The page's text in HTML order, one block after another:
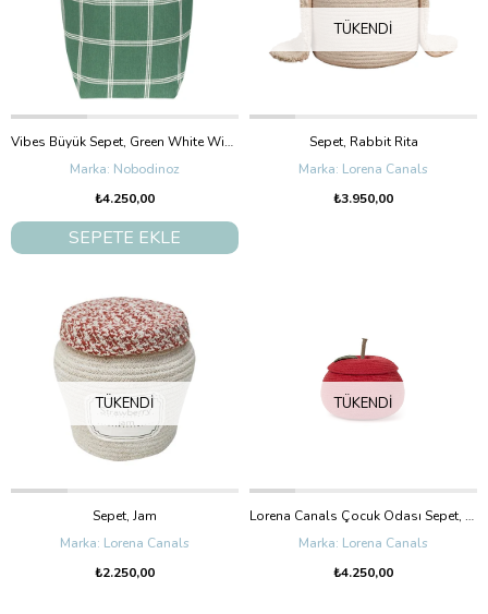
Vibes Büyük Sepet, Green White Windowpane
Nobodinoz
₺4.250,00
SEPETE EKLE
TÜKENDI
Sepet, Rabbit Rita
Lorena Canals
₺3.950,00
TÜKENDI
Sepet, Jam
Lorena Canals
₺2.250,00
TÜKENDI
Lorena Canals Çocuk Odası Sepet, Apple
Lorena Canals
₺4.250,00